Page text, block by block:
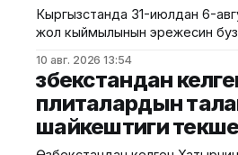
Кыргызстанда 31-июлдан 6-
жол кыймылынын эрежесин
кыймылынын коопсуздугун
башкармалыгы билдирди. Алдын ала маалымат
боюнча, бир жуманын ичинде
документтери жок транспорт
башкарган 4 502, мас
10 авг. 2026 13:54
Өзбекстандан
плиталардын
шайкештиги